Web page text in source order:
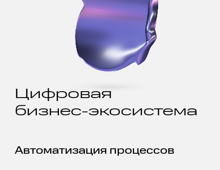
Цифровая
бизнес-экосистема
Автоматизация процессов